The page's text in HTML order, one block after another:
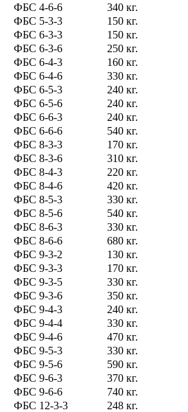
ФБС 4-6-6
340 кг.
ФБС 5-3-3
150 кг.
ФБС 6-3-3
150 кг.
ФБС 6-3-6
250 кг.
ФБС 6-4-3
160 кг.
ФБС 6-4-6
330 кг.
ФБС 6-5-3
240 кг.
ФБС 6-5-6
240 кг.
ФБС 6-6-3
240 кг.
ФБС 6-6-6
540 кг.
ФБС 8-3-3
170 кг.
ФБС 8-3-6
310 кг.
ФБС 8-4-3
220 кг.
ФБС 8-4-6
420 кг.
ФБС 8-5-3
330 кг.
ФБС 8-5-6
540 кг.
ФБС 8-6-3
330 кг.
ФБС 8-6-6
680 кг.
ФБС 9-3-2
130 кг.
ФБС 9-3-3
170 кг.
ФБС 9-3-5
330 кг.
ФБС 9-3-6
350 кг.
ФБС 9-4-3
240 кг.
ФБС 9-4-4
330 кг.
ФБС 9-4-6
470 кг.
ФБС 9-5-3
330 кг.
ФБС 9-5-6
590 кг.
ФБС 9-6-3
370 кг.
ФБС 9-6-6
740 кг.
ФБС 12-3-3
248 кг.